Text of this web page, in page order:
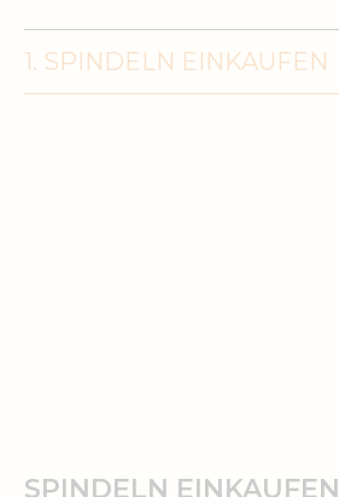
1. SPINDELN EINKAUFEN
SPINDELN EINKAUFEN